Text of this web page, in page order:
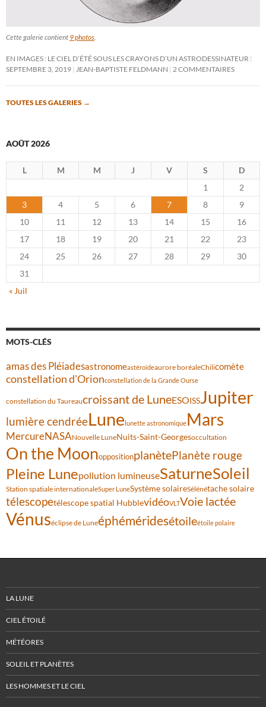
Cette galerie contient 9 photos
EN IMAGES : LE CIEL D’ÉTÉ SOUS LES CRAYONS D’UN ASTRODESSINATEUR
SEPTEMBRE 3, 2019
JEAN-BAPTISTE FELDMANN 2 COMMENTAIRES
TOUTES LES GALERIES →
AOÛT 2026
L M M J V S
D
1
2
3
4 5 6 7 8
9
10
11 12 13 14 15
16
17
18 19 20 21 22
23
24
25 26 27 28 29
30
31
« Juil
MOTS-CLÉS
amas des Pléiadesastronomeastéroïdeaurore boréaleChilicomète
constellation d'Orionconstellation de la Grande Ourse
constellation du Taureaucroissant de LuneESOISSJupiter
lumière cendréeLunelunette astronomiqueMars
MercureNASANouvelle LuneNuits-Saint-Georgesoccultation
On the MoonoppositionplanètePlanète rouge
Pleine Lunepollution lumineuseSaturneSoleil
Station spatiale internationaleSuper LuneSystème solaireSélénétache solaire
télescopetélescope spatial HubblevidéoVLTVoie lactée
Vénuséclipse de Luneéphéméridesétoileétoile polaire
LA LUNE
CIEL ÉTOILÉ
MÉTÉORES
SOLEIL ET PLANÈTES
LES HOMMES ET LE CIEL